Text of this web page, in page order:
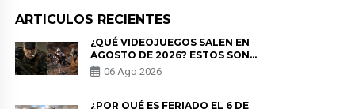
ARTICULOS RECIENTES
¿QUÉ VIDEOJUEGOS SALEN EN
AGOSTO DE 2026? ESTOS SON
LOS ESTRENOS MÁS ESPERADOS
06 Ago 2026
¿POR QUÉ ES FERIADO EL 6 DE